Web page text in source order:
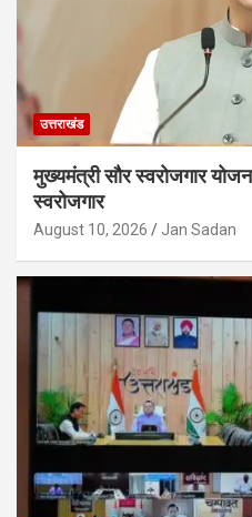
उत्तराखंड
मुख्यमंत्री सौर स्वरोजगार
स्वरोजगार
August 10, 2026 Jan Sadan